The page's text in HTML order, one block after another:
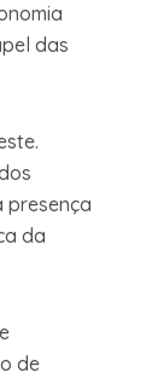
das
presença
da
de